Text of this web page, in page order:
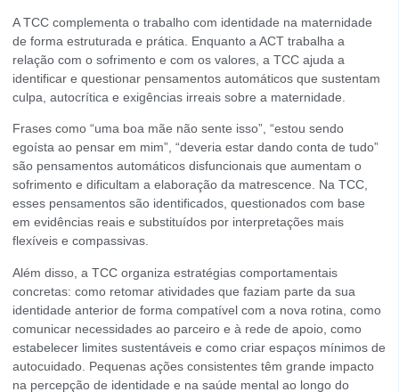
A TCC complementa o trabalho com identidade na maternidade
de forma estruturada e prática. Enquanto a ACT trabalha a
relação com o sofrimento e com os valores, a TCC ajuda a
identificar e questionar pensamentos automáticos que sustentam
culpa, autocrítica e exigências irreais sobre a maternidade.
Frases como “uma boa mãe não sente isso”, “estou sendo
egoísta ao pensar em mim”, “deveria estar dando conta de tudo”
são pensamentos automáticos disfuncionais que aumentam o
sofrimento e dificultam a elaboração da matrescence. Na TCC,
esses pensamentos são identificados, questionados com base
em evidências reais e substituídos por interpretações mais
flexíveis e compassivas.
Além disso, a TCC organiza estratégias comportamentais
concretas: como retomar atividades que faziam parte da sua
identidade anterior de forma compatível com a nova rotina, como
comunicar necessidades ao parceiro e à rede de apoio, como
estabelecer limites sustentáveis e como criar espaços mínimos de
autocuidado. Pequenas ações consistentes têm grande impacto
na percepção de identidade e na saúde mental ao longo do